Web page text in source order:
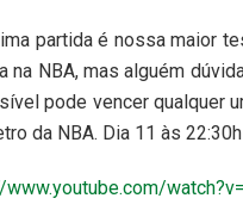
partida é nossa maior
na NBA, mas alguém
pode vencer qualquer
da NBA. Dia 11 às
www.youtube.com/